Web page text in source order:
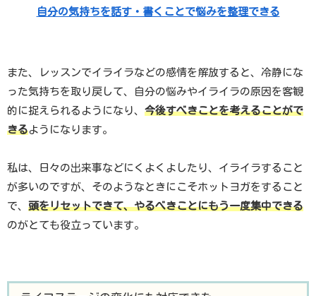
自分の気持ちを話す・書くことで悩みを整理できる
また、レッスンでイライラなどの感情を解放すると、冷静にな
った気持ちを取り戻して、自分の悩みやイライラの原因を客観
的に捉えられるようになり、 今後すべきことを考えることがで
きるようになります。
私は、日々の出来事などにくよくよしたり、イライラすること
が多いのですが、そのようなときにこそホットヨガをすること
で、 頭をリセットできて、やるべきことにもう一度集中できる
のがとても役立っています。